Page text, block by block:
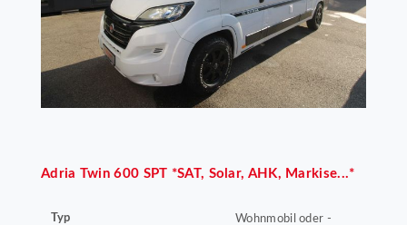
Adria Twin 600 SPT *SAT, Solar, AHK, Markise...*
Typ
Wohnmobil oder -